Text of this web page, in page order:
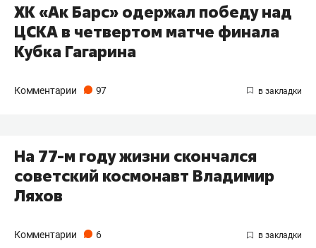
ХК «Ак Барс» одержал победу над
ЦСКА в четвертом матче финала
Кубка Гагарина
Комментарии 97
На 77-м году жизни скончался
советский космонавт Владимир
Ляхов
Комментарии 6